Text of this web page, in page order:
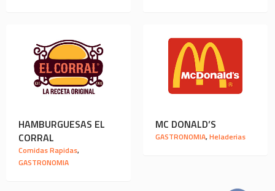
HAMBURGUESAS EL
CORRAL
Comidas Rapidas,
GASTRONOMIA
MC DONALD’S
GASTRONOMIA,Heladerias